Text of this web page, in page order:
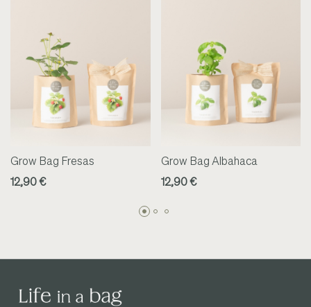
Grow Bag Fresas
12,90 €
Grow Bag Albahaca
12,90 €